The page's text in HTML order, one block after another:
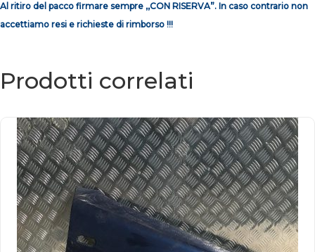
Al ritiro del pacco firmare sempre ,,CON RISERVA”. In caso contrario non
accettiamo resi e richieste di rimborso !!!
Prodotti correlati